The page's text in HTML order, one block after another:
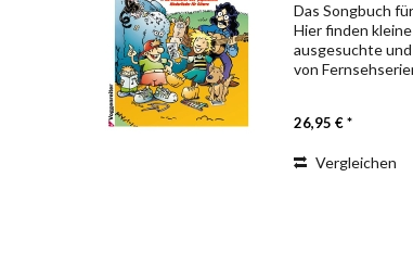
Das Songbuch
Hier finden
ausgesuchte
von
Kinder leicht...
26,95 € *
Vergleichen